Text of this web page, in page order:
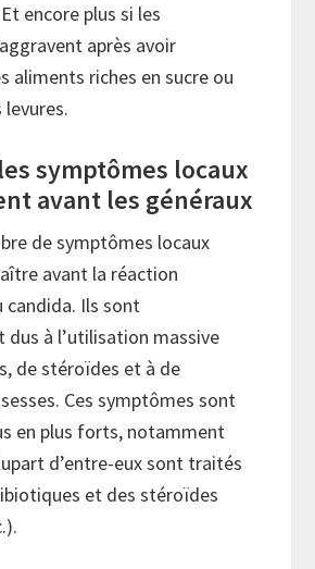
encore plus si les
après avoir
aliments riches en sucre ou
symptômes locaux
avant les généraux
de symptômes locaux
avant la réaction
candida. Ils sont
dus à l’utilisation massive
de stéroïdes et à de
Ces symptômes sont
en plus forts, notamment
d’entre-eux sont traités
et des stéroïdes